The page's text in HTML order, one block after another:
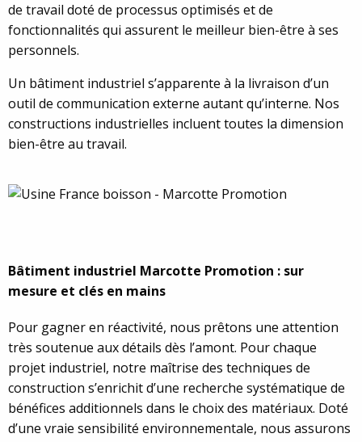
de travail doté de processus optimisés et de
fonctionnalités qui assurent le meilleur bien-être à ses
personnels.
Un bâtiment industriel s’apparente à la livraison d’un
outil de communication externe autant qu’interne. Nos
constructions industrielles incluent toutes la dimension
bien-être au travail.
Bâtiment industriel Marcotte Promotion : sur
mesure et clés en mains
Pour gagner en réactivité, nous prêtons une attention
très soutenue aux détails dès l’amont. Pour chaque
projet industriel, notre maîtrise des techniques de
construction s’enrichit d’une recherche systématique de
bénéfices additionnels dans le choix des matériaux. Doté
d’une vraie sensibilité environnementale, nous assurons